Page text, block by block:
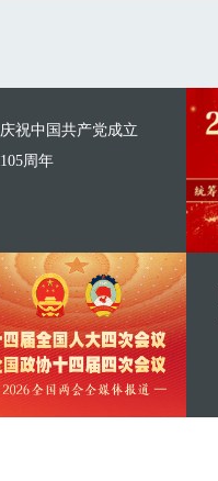
庆祝中国共产党成立
105周年